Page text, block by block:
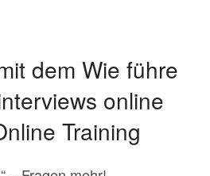
dem Wie führe
online
Training